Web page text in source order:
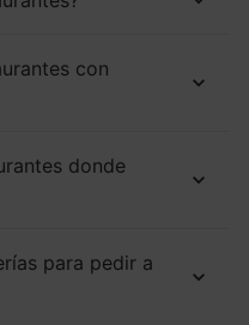
con
donde
para pedir a